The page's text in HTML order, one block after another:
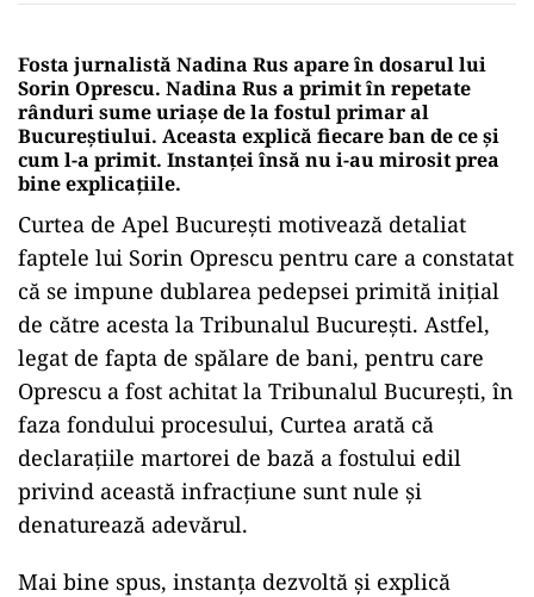
Fosta jurnalistă Nadina Rus apare în dosarul lui
Sorin Oprescu. Nadina Rus a primit în repetate
rânduri sume uriașe de la fostul primar al
Bucureștiului. Aceasta explică fiecare ban de ce și
cum l-a primit. Instanței însă nu i-au mirosit prea
bine explicațiile.
Curtea de Apel București motivează detaliat
faptele lui Sorin Oprescu pentru care a constatat
că se impune dublarea pedepsei primită inițial
de către acesta la Tribunalul București. Astfel,
legat de fapta de spălare de bani, pentru care
Oprescu a fost achitat la Tribunalul București, în
faza fondului procesului, Curtea arată că
declarațiile martorei de bază a fostului edil
privind această infracțiune sunt nule și
denaturează adevărul.
Mai bine spus, instanța dezvoltă și explică